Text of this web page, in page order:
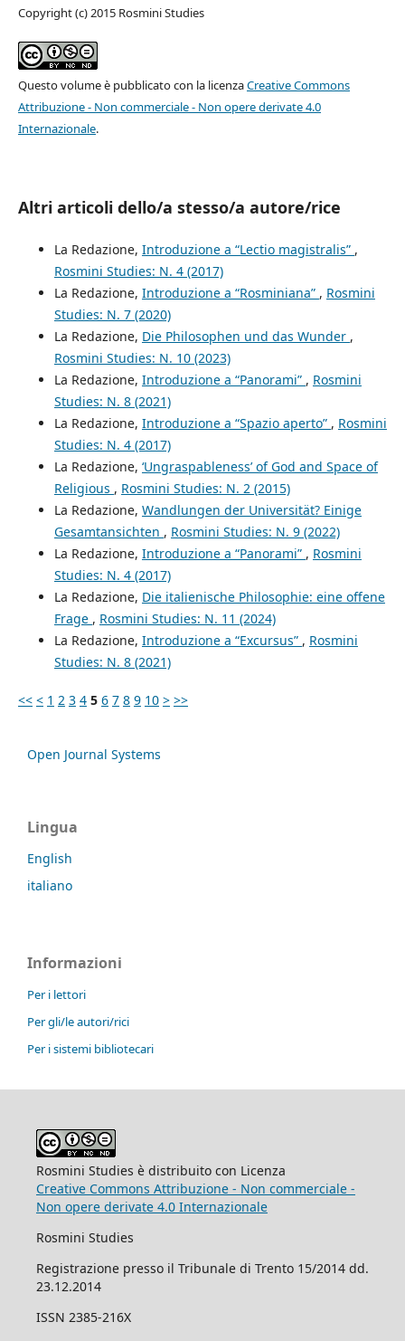
Copyright (c) 2015 Rosmini Studies
Questo volume è pubblicato con la licenzaCreative Commons
Attribuzione - Non commerciale - Non opere derivate 4.0
Internazionale.
Altri articoli dello/a stesso/a autore/rice
La Redazione, Introduzione a “Lectio magistralis” ,
Rosmini Studies: N. 4 (2017)
La Redazione, Introduzione a “Rosminiana” , Rosmini
Studies: N. 7 (2020)
La Redazione, Die Philosophen und das Wunder ,
Rosmini Studies: N. 10 (2023)
La Redazione, Introduzione a “Panorami” , Rosmini
Studies: N. 8 (2021)
La Redazione, Introduzione a “Spazio aperto” , Rosmini
Studies: N. 4 (2017)
La Redazione, ‘Ungraspableness’ of God and Space of
Religious , Rosmini Studies: N. 2 (2015)
La Redazione, Wandlungen der Universität? Einige
Gesamtansichten , Rosmini Studies: N. 9 (2022)
La Redazione, Introduzione a “Panorami” , Rosmini
Studies: N. 4 (2017)
La Redazione, Die italienische Philosophie: eine offene
Frage , Rosmini Studies: N. 11 (2024)
La Redazione, Introduzione a “Excursus” , Rosmini
Studies: N. 8 (2021)
<< < 1 2 3 4 5 6 7 8 9 10 > >>
Open Journal Systems
Lingua
English
italiano
Informazioni
Per i lettori
Per gli/le autori/rici
Per i sistemi bibliotecari
Rosmini Studies è distribuito con Licenza
Creative Commons Attribuzione - Non commerciale -
Non opere derivate 4.0 Internazionale
Rosmini Studies
Registrazione presso il Tribunale di Trento 15/2014 dd.
23.12.2014
ISSN 2385-216X